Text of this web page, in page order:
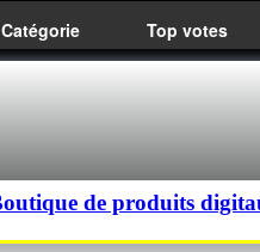
Catégorie Top votes
de produits